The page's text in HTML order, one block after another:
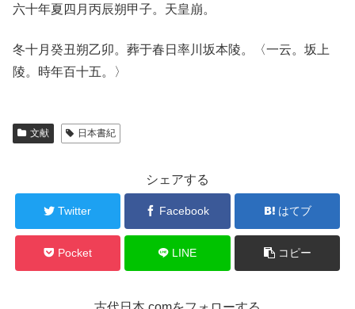
六十年夏四月丙辰朔甲子。天皇崩。
冬十月癸丑朔乙卯。葬于春日率川坂本陵。〈一云。坂上
陵。時年百十五。〉
文献 日本書紀
シェアする
Twitter Facebook はてブ
Pocket LINE コピー